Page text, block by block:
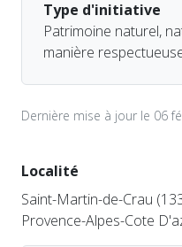
Type d'initiative
Patrimoine naturel,
manière
Dernière mise à jour le 06
Localité
Saint-Martin-de-Crau
Provence-Alpes-Cote